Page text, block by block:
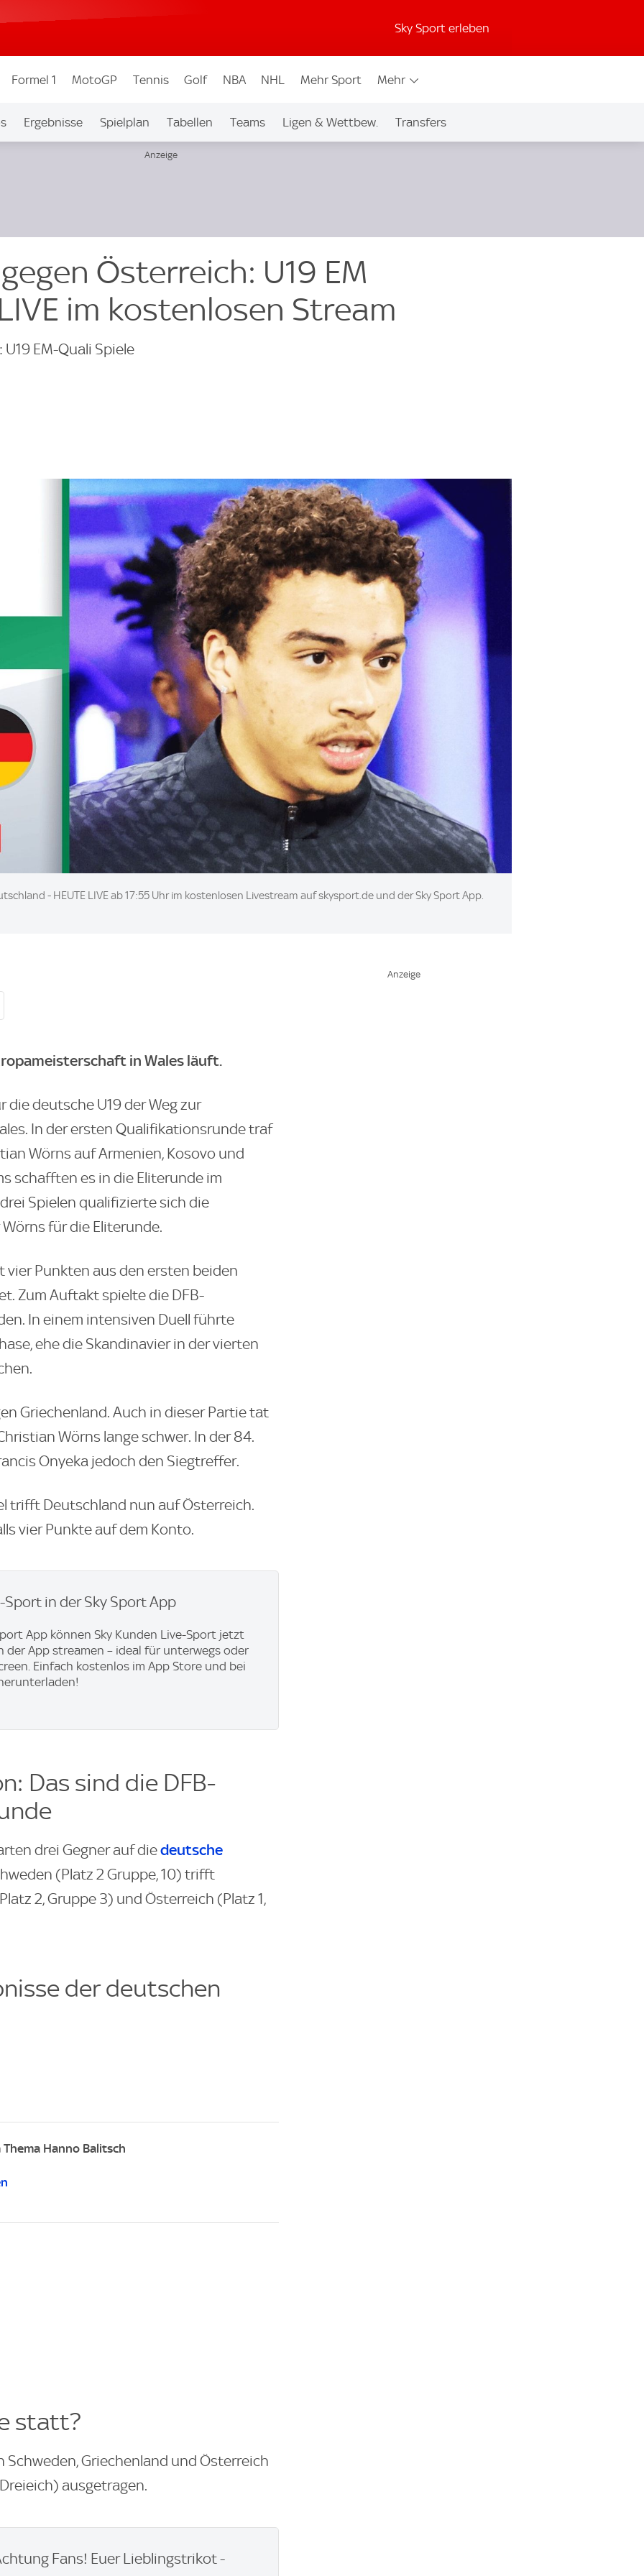
Sky Sport erleben
Formel 1 MotoGP Tennis Golf NBA NHL Mehr Sport Mehr
Ergebnisse Spielplan Tabellen Teams Ligen & Wettbew. Transfers
Österreich: U19 EM
im kostenlosen Stream
U19 EM-Quali Spiele
- HEUTE LIVE ab 17:55 Uhr im kostenlosen Livestream auf skysport.de und der Sky Sport App.
in Wales läuft.
deutsche U19 der Weg zur
In der ersten Qualifikationsrunde traf
Wörns auf Armenien, Kosovo und
schafften es in die Eliterunde im
Spielen qualifizierte sich die
für die Eliterunde.
Punkten aus den ersten beiden
Zum Auftakt spielte die DFB-
In einem intensiven Duell führte
ehe die Skandinavier in der vierten
Griechenland. Auch in dieser Partie tat
Wörns lange schwer. In der 84.
Onyeka jedoch den Siegtreffer.
trifft Deutschland nun auf Österreich.
vier Punkte auf dem Konto.
Sport in der Sky Sport App
App können Sky Kunden Live-Sport jetzt
der App streamen – ideal für unterwegs oder
Einfach kostenlos im App Store und bei
Das sind die DFB-
drei Gegner auf diedeutsche
(Platz 2 Gruppe, 10) trifft
2, Gruppe 3) und Österreich (Platz 1,
der deutschen
Hanno Balitsch
statt?
Schweden, Griechenland und Österreich
ausgetragen.
Fans! Euer Lieblingstrikot -